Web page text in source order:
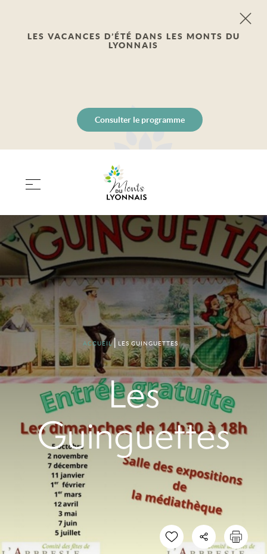
LES VACANCES D’ÉTÉ DANS LES MONTS DU
LYONNAIS
Consulter le programme
ACCUEIL LES GUINGUETTES
Les
Guinguettes